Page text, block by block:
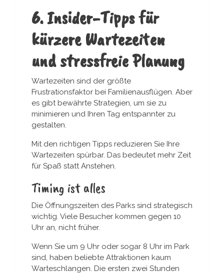
6. Insider-Tipps für
kürzere Wartezeiten
und stressfreie Planung
Wartezeiten sind der größte
Frustrationsfaktor bei Familienausflügen. Aber
es gibt bewährte Strategien, um sie zu
minimieren und Ihren Tag entspannter zu
gestalten.
Mit den richtigen Tipps reduzieren Sie Ihre
Wartezeiten spürbar. Das bedeutet mehr Zeit
für Spaß statt Anstehen.
Timing ist alles
Die Öffnungszeiten des Parks sind strategisch
wichtig. Viele Besucher kommen gegen 10
Uhr an, nicht früher.
Wenn Sie um 9 Uhr oder sogar 8 Uhr im Park
sind, haben beliebte Attraktionen kaum
Warteschlangen. Die ersten zwei Stunden